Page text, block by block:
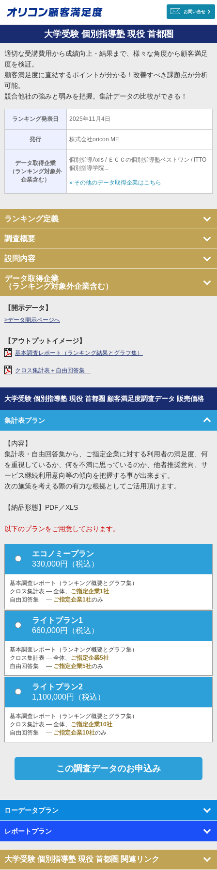
お問い合せ
大学受験 個別指導塾 現役 首都圏
適切な受講費用から成績向上・結果まで、様々な角度から顧客満足
度を検証。
顧客満足度に直結するポイントが分かる！改善すべき課題点が分析
可能。
競合他社の強みと弱みを把握。集計データの比較ができる！
ランキング発表日 2025年11月4日
発行 株式会社oricon ME
データ取得企業
（ランキング対象外
企業含む）
個別指導Axis / ＥＣＣの個別指導塾ベストワン / ITTO
個別指導学院...
» その他のデータ取得企業はこちら
ランキング定義
調査概要
設問内容
データ取得企業
（ランキング対象外企業含む）
【開示データ】
>データ開示ページへ
【アウトプットイメージ】
基本調査レポート（ランキング結果とグラフ集）
クロス集計表＋自由回答集
大学受験 個別指導塾 現役 首都圏 顧客満足度調査データ 販売価格
集計表プラン
【内容】
集計表・自由回答集から、ご指定企業に対する利用者の満足度、何
を重視しているか、何を不満に思っているのか、他者推奨意向、サ
ービス継続利用意向等の傾向を把握する事が出来ます。
次の施策を考える際の有力な根拠としてご活用頂けます。
【納品形態】PDF／XLS
以下のプランをご用意しております。
エコノミープラン
330,000円（税込）
基本調査レポート（ランキング概要とグラフ集）
クロス集計表 ― 全体、 ご指定企業1社
自由回答集 ― ご指定企業1社のみ
ライトプラン1
660,000円（税込）
基本調査レポート（ランキング概要とグラフ集）
クロス集計表 ― 全体、 ご指定企業5社
自由回答集 ― ご指定企業5社のみ
ライトプラン2
1,100,000円（税込）
基本調査レポート（ランキング概要とグラフ集）
クロス集計表 ― 全体、 ご指定企業10社
自由回答集 ― ご指定企業10社のみ
ローデータプラン
レポートプラン
大学受験 個別指導塾 現役 首都圏 関連リンク